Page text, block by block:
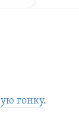
гонку.